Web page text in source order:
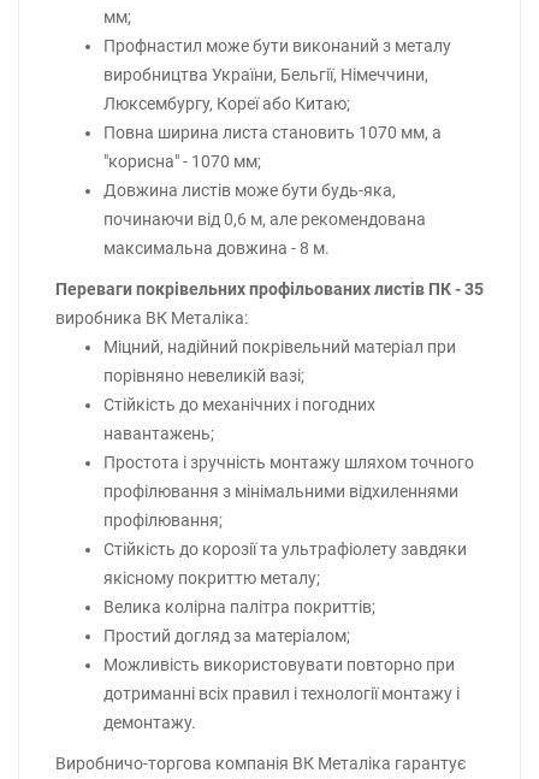
мм;
Профнастил може бути виконаний з металу
виробництва України, Бельгії, Німеччини,
Люксембургу, Кореї або Китаю;
Повна ширина листа становить 1070 мм, а
"корисна" - 1070 мм;
Довжина листів може бути будь-яка,
починаючи від 0,6 м, але рекомендована
максимальна довжина - 8 м.
Переваги покрівельних профільованих листів ПК - 35
виробника ВК Металіка:
Міцний, надійний покрівельний матеріал при
порівняно невеликій вазі;
Стійкість до механічних і погодних
навантажень;
Простота і зручність монтажу шляхом точного
профілювання з мінімальними відхиленнями
профілювання;
Стійкість до корозії та ультрафіолету завдяки
якісному покриттю металу;
Велика колірна палітра покриттів;
Простий догляд за матеріалом;
Можливість використовувати повторно при
дотриманні всіх правил і технології монтажу і
демонтажу.
Виробничо-торгова компанія ВК Металіка гарантує